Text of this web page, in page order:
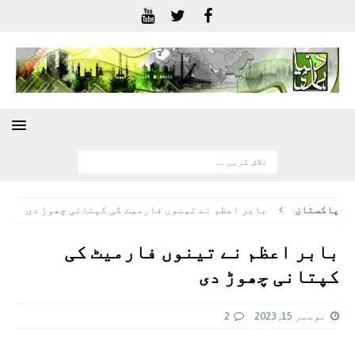
پاکستان بابر اعظم نے تینوں فارمیٹ کی کپتانی چھوڑ دی
بابر اعظم نے تینوں فارمیٹ کی
کپتانی چھوڑ دی
نومبر 15, 2023 2